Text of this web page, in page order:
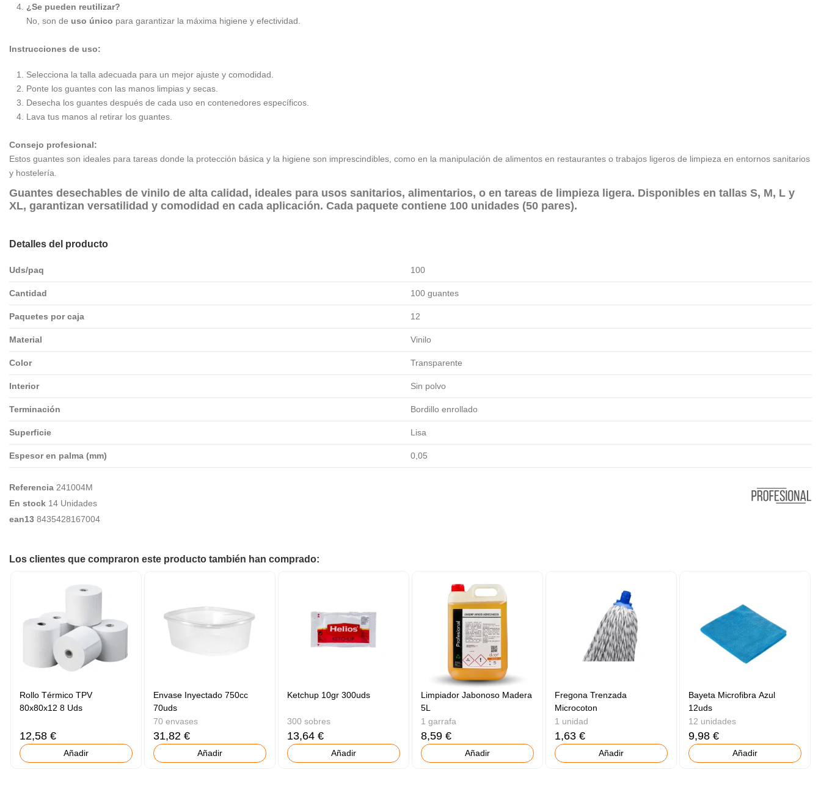
¿Se pueden reutilizar?
No, son de uso único para garantizar la máxima higiene y efectividad.
Instrucciones de uso:
Selecciona la talla adecuada para un mejor ajuste y comodidad.
Ponte los guantes con las manos limpias y secas.
Desecha los guantes después de cada uso en contenedores específicos.
Lava tus manos al retirar los guantes.
Consejo profesional:
Estos guantes son ideales para tareas donde la protección básica y la higiene son imprescindibles, como en la manipulación de alimentos en restaurantes o trabajos ligeros de limpieza en entornos sanitarios
y hostelería.
Guantes desechables de vinilo de alta calidad, ideales para usos sanitarios, alimentarios, o en tareas de limpieza ligera. Disponibles en tallas S, M, L y
XL, garantizan versatilidad y comodidad en cada aplicación. Cada paquete contiene 100 unidades (50 pares).
Detalles del producto
Uds/paq 100
Cantidad 100 guantes
Paquetes por caja 12
Material Vinilo
Color Transparente
Interior Sin polvo
Terminación Bordillo enrollado
Superficie Lisa
Espesor en palma (mm) 0,05
Referencia 241004M
En stock 14 Unidades
ean13 8435428167004
Los clientes que compraron este producto también han comprado:
Rollo Térmico TPV
80x80x12 8 Uds
12,58 €
Añadir
Envase Inyectado 750cc
70uds
70 envases
31,82 €
Añadir
Ketchup 10gr 300uds
300 sobres
13,64 €
Añadir
Limpiador Jabonoso Madera
5L
1 garrafa
8,59 €
Añadir
Fregona Trenzada
Microcoton
1 unidad
1,63 €
Añadir
Bayeta Microfibra Azul
12uds
12 unidades
9,98 €
Añadir